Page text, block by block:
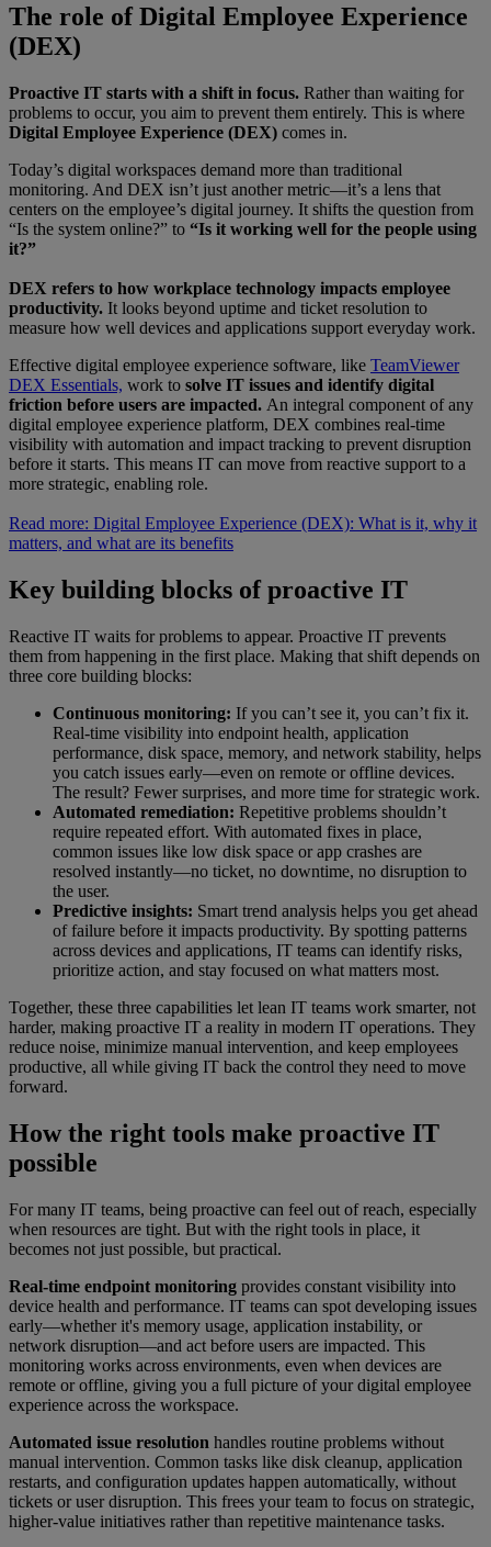
The role of Digital Employee Experience
(DEX)
Proactive IT starts with a shift in focus. Rather than waiting for
problems to occur, you aim to prevent them entirely. This is where
Digital Employee Experience (DEX) comes in.
Today’s digital workspaces demand more than traditional
monitoring. And DEX isn’t just another metric—it’s a lens that
centers on the employee’s digital journey. It shifts the question from
“Is the system online?” to “Is it working well for the people using
it?”
DEX refers to how workplace technology impacts employee
productivity. It looks beyond uptime and ticket resolution to
measure how well devices and applications support everyday work.
Effective digital employee experience software, like TeamViewer
DEX Essentials, work to solve IT issues and identify digital
friction before users are impacted. An integral component of any
digital employee experience platform, DEX combines real-time
visibility with automation and impact tracking to prevent disruption
before it starts. This means IT can move from reactive support to a
more strategic, enabling role.
Read more: Digital Employee Experience (DEX): What is it, why it
matters, and what are its benefits
Key building blocks of proactive IT
Reactive IT waits for problems to appear. Proactive IT prevents
them from happening in the first place. Making that shift depends on
three core building blocks:
Continuous monitoring: If you can’t see it, you can’t fix it.
Real-time visibility into endpoint health, application
performance, disk space, memory, and network stability, helps
you catch issues early—even on remote or offline devices.
The result? Fewer surprises, and more time for strategic work.
Automated remediation: Repetitive problems shouldn’t
require repeated effort. With automated fixes in place,
common issues like low disk space or app crashes are
resolved instantly—no ticket, no downtime, no disruption to
the user.
Predictive insights: Smart trend analysis helps you get ahead
of failure before it impacts productivity. By spotting patterns
across devices and applications, IT teams can identify risks,
prioritize action, and stay focused on what matters most.
Together, these three capabilities let lean IT teams work smarter, not
harder, making proactive IT a reality in modern IT operations. They
reduce noise, minimize manual intervention, and keep employees
productive, all while giving IT back the control they need to move
forward.
How the right tools make proactive IT
possible
For many IT teams, being proactive can feel out of reach, especially
when resources are tight. But with the right tools in place, it
becomes not just possible, but practical.
Real-time endpoint monitoring provides constant visibility into
device health and performance. IT teams can spot developing issues
early—whether it's memory usage, application instability, or
network disruption—and act before users are impacted. This
monitoring works across environments, even when devices are
remote or offline, giving you a full picture of your digital employee
experience across the workspace.
Automated issue resolution handles routine problems without
manual intervention. Common tasks like disk cleanup, application
restarts, and configuration updates happen automatically, without
tickets or user disruption. This frees your team to focus on strategic,
higher-value initiatives rather than repetitive maintenance tasks.